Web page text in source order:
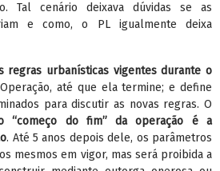
Tal cenário deixava dúvidas se as
e como, o PL igualmente deixa
regras urbanísticas vigentes durante o
até que ela termine; e define
para discutir as novas regras. O
“começo do fim” da operação é a
. Até 5 anos depois dele, os parâmetros
mesmos em vigor, mas será proibida a